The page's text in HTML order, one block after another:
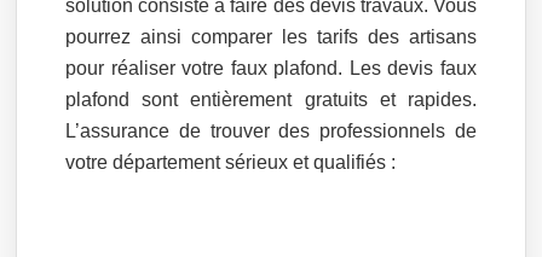
solution consiste à faire des devis travaux. Vous
pourrez ainsi comparer les tarifs des artisans
pour réaliser votre faux plafond. Les devis faux
plafond sont entièrement gratuits et rapides.
L’assurance de trouver des professionnels de
votre département sérieux et qualifiés :